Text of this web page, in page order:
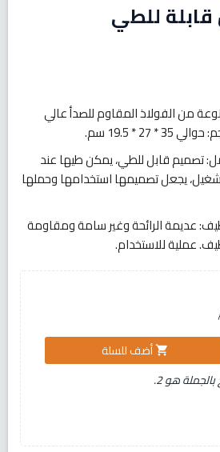
للطي
من الفولاذ المقاوم للصدأ عالي
27 * 19.5 سم.
تصميم قابل للطي، يمكن طيها عند
يجعل تصميمها استخدامها وحملها
عديمة الرائحة وغير سامة ومقاومة
عملية للاستخدام.
shopping_cartأضف للسلة
هو 2.